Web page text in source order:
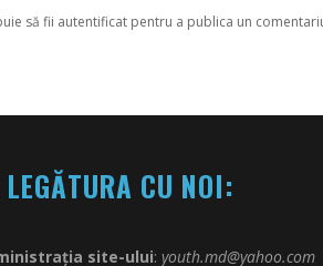
să fii autentificat pentru a publica un
CU NOI:
site-ului: youth.md@yahoo.com